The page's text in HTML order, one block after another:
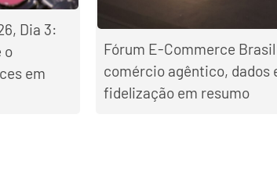
Dia 3:
o
em
Fórum E-Commerce
comércio agêntico, dados
fidelização em resumo